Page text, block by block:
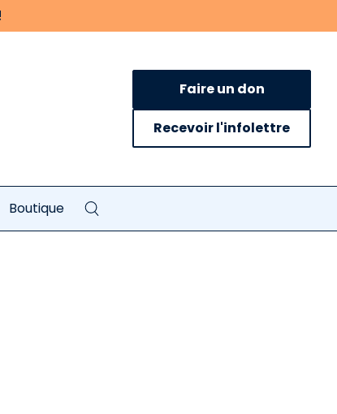
Faire un don
Recevoir l'infolettre
Boutique